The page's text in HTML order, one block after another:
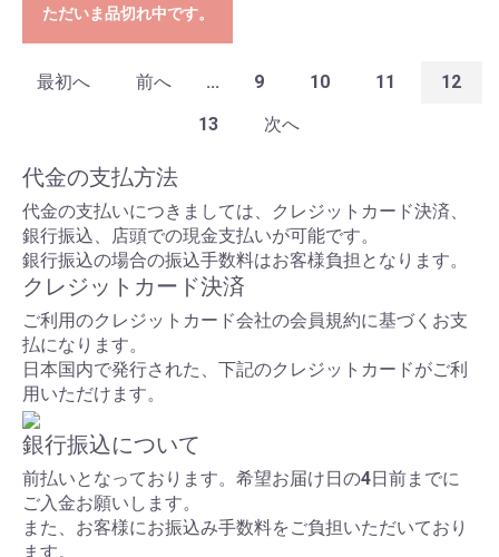
ただいま品切れ中です。
最初へ 前へ ... 9 10 11
12
13
次へ
代金の支払方法
代金の支払いにつきましては、クレジットカード決済、
銀行振込、店頭での現金支払いが可能です。
銀行振込の場合の振込手数料はお客様負担となります。
クレジットカード決済
ご利用のクレジットカード会社の会員規約に基づくお支
払になります。
日本国内で発行された、下記のクレジットカードがご利
用いただけます。
銀行振込について
前払いとなっております。希望お届け日の4日前までに
ご入金お願いします。
また、お客様にお振込み手数料をご負担いただいており
ます。